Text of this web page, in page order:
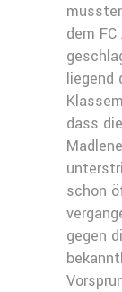
dem
liegend
dass
schon
gegen